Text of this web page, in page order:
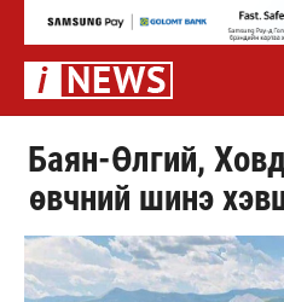
Баян-Өлгий,
өвчний шинэ